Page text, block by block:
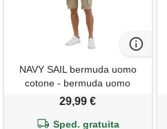
NAVY SAIL bermuda uomo
cotone - bermuda uomo
cargo - pantaloncini cotone -
sabbia)
29,99 €
Sped. gratuita